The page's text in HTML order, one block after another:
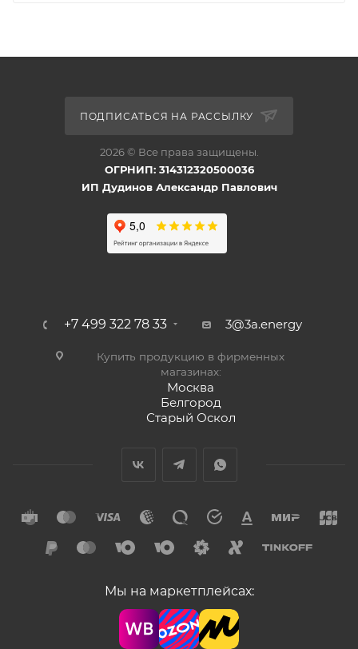
ПОДПИСАТЬСЯ НА РАССЫЛКУ
2026 © Все права защищены.
ОГРНИП: 314312320500036
ИП Дудинов Александр Павлович
+7 499 322 78 33 3@3a.energy
Купить продукцию в фирменных
магазинах:
Москва
Белгород
Старый Оскол
Мы на маркетплейсах: